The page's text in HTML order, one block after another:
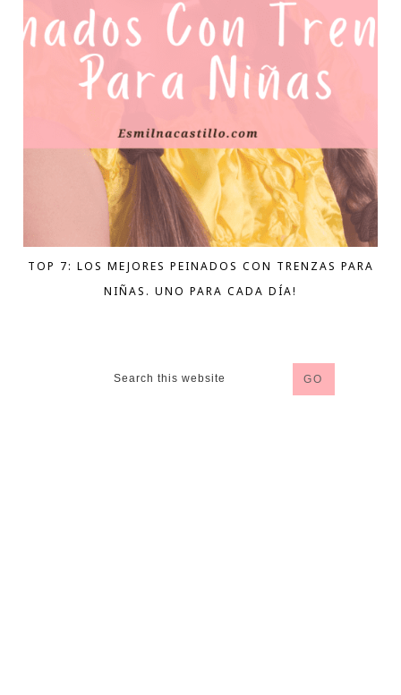
TOP 7: LOS MEJORES PEINADOS CON TRENZAS PARA
NIÑAS. UNO PARA CADA DÍA!